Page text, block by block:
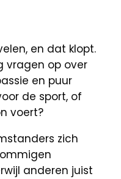
en dat klopt.
vragen op over
en puur
de sport, of
voert?
zich
anderen juist